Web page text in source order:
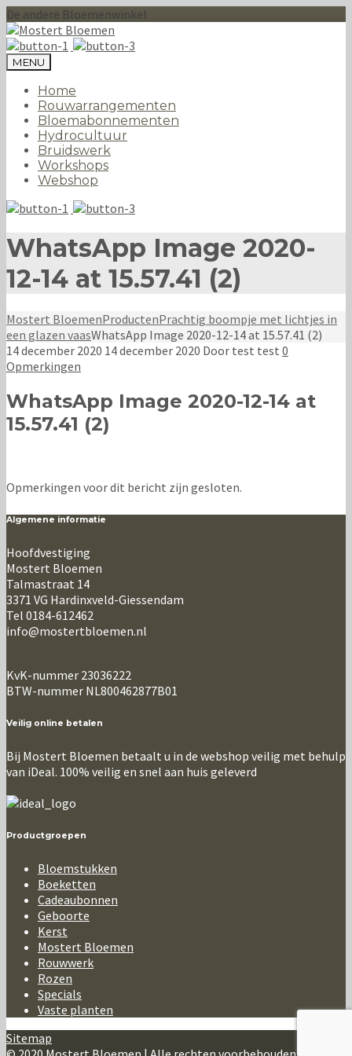
De andere Bloemenwinkel
MENU
Home
Rouwarrangementen
Bloemabonnementen
Hydrocultuur
Bruidswerk
Workshops
Webshop
WhatsApp Image 2020-
12-14 at 15.57.41 (2)
Mostert BloemenProductenPrachtig boompje met lichtjes in
een glazen vaasWhatsApp Image 2020-12-14 at 15.57.41 (2)
14 december 2020 14 december 2020 Door test test 0
Opmerkingen
WhatsApp Image 2020-12-14 at
15.57.41 (2)
Opmerkingen voor dit bericht zijn gesloten.
Algemene informatie
Hoofdvestiging
Mostert Bloemen
Talmastraat 14
3371 VG Hardinxveld-Giessendam
Tel 0184-612462
info@mostertbloemen.nl
KvK-nummer 23036222
BTW-nummer NL800462877B01
Veilig online betalen
Bij Mostert Bloemen betaalt u in de webshop veilig met behulp
van iDeal. 100% veilig en snel aan huis geleverd
Productgroepen
Bloemstukken
Boeketten
Cadeaubonnen
Geboorte
Kerst
Mostert Bloemen
Rouwwerk
Rozen
Specials
Vaste planten
Sitemap